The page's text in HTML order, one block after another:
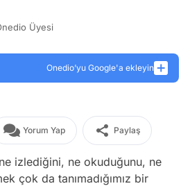
Üyesi
Onedio’yu Google'a ekleyin
Yorum Yap Paylaş
izlediğini, ne okuduğunu, ne
çok da tanımadığımız bir